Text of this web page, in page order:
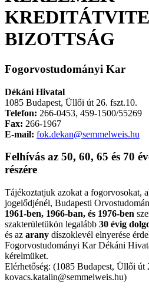
BIZOTTSÁG
Fogorvostudományi Kar
Dékáni Hivatal
1085 Budapest, Üllői út 26. fszt.10.
Telefon: 266-0453, 459-1500/55269
Fax: 266-1967
E-mail: fok.dekan@semmelweis.hu
Felhívás az 50, 60, 65 és 70
részére
Tájékoztatjuk azokat a fogorvosokat,
jogelődjénél, Budapesti
1961-ben, 1966-ban, és 1976-ben
szakterületükön legalább 30 évig
és az arany díszoklevél elnyerése
Fogorvostudományi Kar Dékáni
kérelmüket.
Elérhetőség: (1085 Budapest, Üllői út
kovacs.katalin@semmelweis.hu)